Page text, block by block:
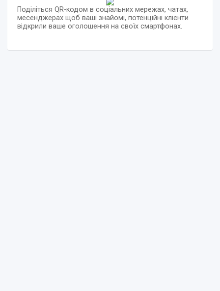
Поділіться QR-кодом в соціальних мережах, чатах,
месенджерах щоб ваші знайомі, потенційні клієнти
відкрили ваше оголошення на своїх смартфонах.